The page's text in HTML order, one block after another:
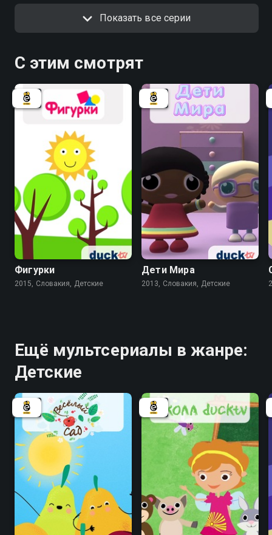
Показать все серии
С этим смотрят
Фигурки
2015, Словакия, Детские
Дети Мира
2013, Словакия, Детские
Ещё мультсериалы в жанре:
Детские